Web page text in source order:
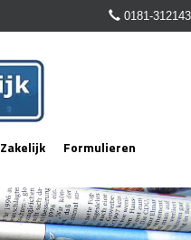
0181-312143
Zakelijk
Formulieren